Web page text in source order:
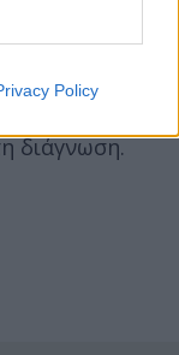
Policy
ήδη γνωστό,
διάγνωση.